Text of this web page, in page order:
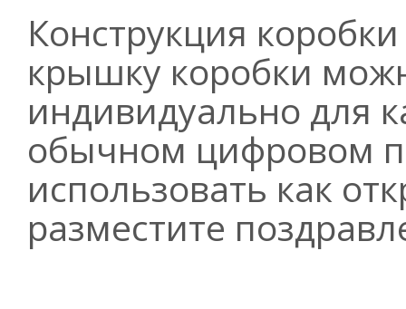
Конструкция
крышку коробки
индивидуально для
обычном цифровом
использовать как
разместите